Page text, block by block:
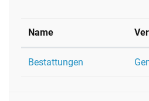
Name
Bestattungen